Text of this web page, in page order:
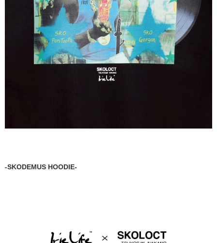
-SKODEMUS HOODIE-